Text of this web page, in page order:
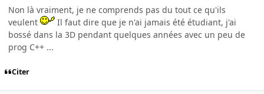
Non là vraiment, je ne comprends pas du tout ce qu'ils
veulent
Il faut dire que je n'ai jamais été étudiant, j'ai
bossé dans la 3D pendant quelques années avec un peu de
prog C++ ...
Citer